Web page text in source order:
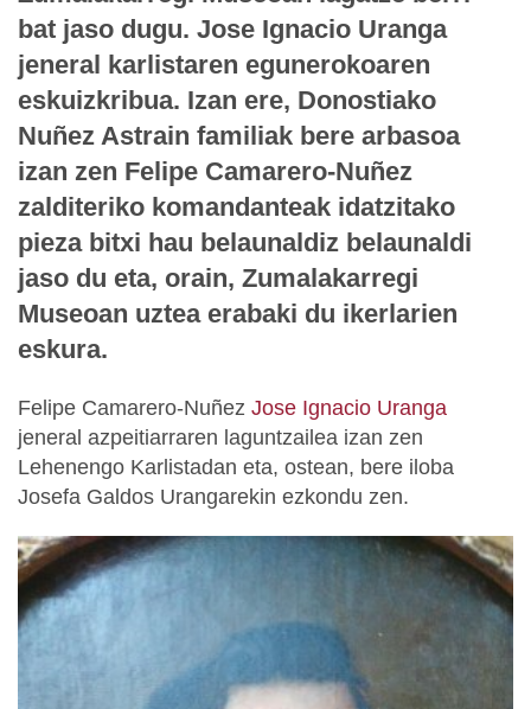
bat jaso dugu. Jose Ignacio Uranga
jeneral karlistaren egunerokoaren
eskuizkribua. Izan ere, Donostiako
Nuñez Astrain familiak bere arbasoa
izan zen Felipe Camarero-Nuñez
zalditeriko komandanteak idatzitako
pieza bitxi hau belaunaldiz belaunaldi
jaso du eta, orain, Zumalakarregi
Museoan uztea erabaki du ikerlarien
eskura.
Felipe Camarero-Nuñez Jose Ignacio Uranga
jeneral azpeitiarraren laguntzailea izan zen
Lehenengo Karlistadan eta, ostean, bere iloba
Josefa Galdos Urangarekin ezkondu zen.